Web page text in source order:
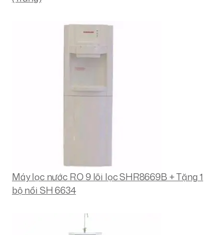
Máy lọc nước R.O 9 lõi lọc SHR8669B + Tặng 1
bộ nồi SH 6634